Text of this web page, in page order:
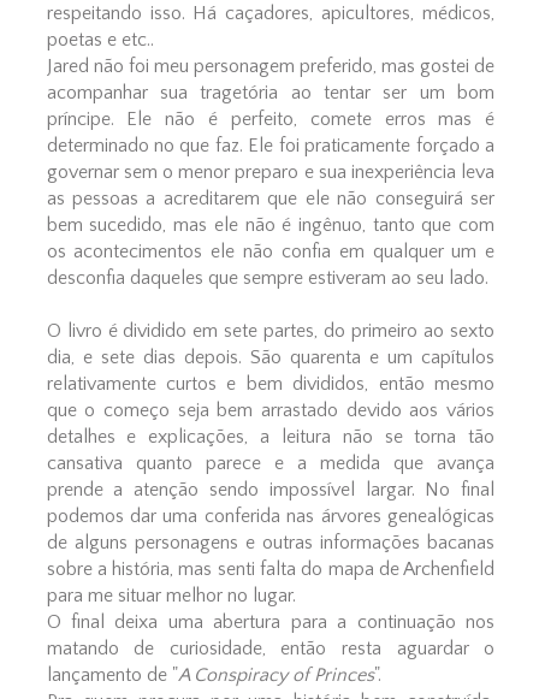
respeitando isso. Há caçadores, apicultores, médicos,
poetas e etc..
Jared não foi meu personagem preferido, mas gostei de
acompanhar sua tragetória ao tentar ser um bom
príncipe. Ele não é perfeito, comete erros mas é
determinado no que faz. Ele foi praticamente forçado a
governar sem o menor preparo e sua inexperiência leva
as pessoas a acreditarem que ele não conseguirá ser
bem sucedido, mas ele não é ingênuo, tanto que com
os acontecimentos ele não confia em qualquer um e
desconfia daqueles que sempre estiveram ao seu lado.
O livro é dividido em sete partes, do primeiro ao sexto
dia, e sete dias depois. São quarenta e um capítulos
relativamente curtos e bem divididos, então mesmo
que o começo seja bem arrastado devido aos vários
detalhes e explicações, a leitura não se torna tão
cansativa quanto parece e a medida que avança
prende a atenção sendo impossível largar. No final
podemos dar uma conferida nas árvores genealógicas
de alguns personagens e outras informações bacanas
sobre a história, mas senti falta do mapa de Archenfield
para me situar melhor no lugar.
O final deixa uma abertura para a continuação nos
matando de curiosidade, então resta aguardar o
lançamento de "A Conspiracy of Princes".